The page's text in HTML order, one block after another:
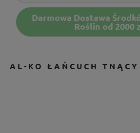
Darmowa Dostawa
Roślin od 2000
AL-KO ŁAŃCUCH